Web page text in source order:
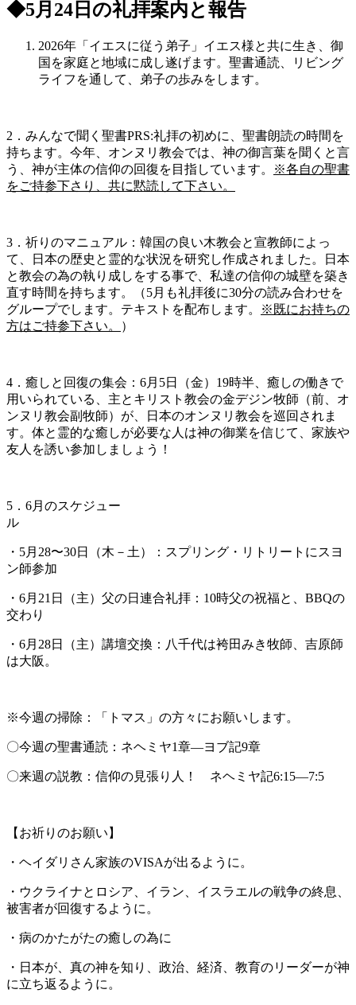
◆5月24日の礼拝案内と報告
2026年「イエスに従う弟子」イエス様と共に生き、御
国を家庭と地域に成し遂げます。聖書通読、リビング
ライフを通して、弟子の歩みをします。
2．みんなで聞く聖書PRS:礼拝の初めに、聖書朗読の時間を
持ちます。今年、オンヌリ教会では、神の御言葉を聞くと言
う、神が主体の信仰の回復を目指しています。
※各自の聖書
をご持参下さり、共に黙読して下さい。
3．祈りのマニュアル：韓国の良い木教会と宣教師によっ
て、日本の歴史と霊的な状況を研究し作成されました。日本
と教会の為の執り成しをする事で、私達の信仰の城壁を築き
直す時間を持ちます。（5月も礼拝後に30分の読み合わせを
グループでします。テキストを配布します。
※既にお持ちの
方はご持参下さい。
）
4．癒しと回復の集会：6月5日（金）19時半、癒しの働きで
用いられている、主とキリスト教会の金デジン牧師（前、オ
ンヌリ教会副牧師）が、日本のオンヌリ教会を巡回されま
す。体と霊的な癒しが必要な人は神の御業を信じて、家族や
友人を誘い参加しましょう！
5．6月のスケジュー
・5月28〜30日（木－土）：スプリング・リトリートにスヨ
ン師参加
・6月21日（主）父の日連合礼拝：10時父の祝福と、BBQの
交わり
・6月28日（主）講壇交換：八千代は袴田みき牧師、吉原師
は大阪。
※今週の掃除：「トマス」の方々にお願いします。
〇今週の聖書通読：ネヘミヤ1章―ヨブ記9章
〇来週の説教：信仰の見張り人！ ネヘミヤ記6:15—7:5
【お祈りのお願い】
・ヘイダリさん家族のVISAが出るように。
・ウクライナとロシア、イラン、イスラエルの戦争の終息、
被害者が回復するように。
・病のかたがたの癒しの為に
・日本が、真の神を知り、政治、経済、教育のリーダーが神
に立ち返るように。